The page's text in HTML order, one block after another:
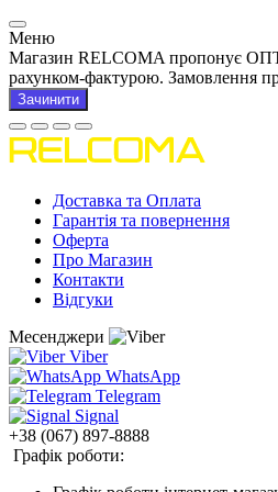
Меню
Магазин RELCOMA пропонує
рахунком-фактурою. Замовлення
Зачинити
Доставка та Оплата
Гарантія та повернення
Оферта
Про Магазин
Контакти
Відгуки
Месенджери
Viber
WhatsApp
Telegram
Signal
+38 (067) 897-8888
Графік роботи: